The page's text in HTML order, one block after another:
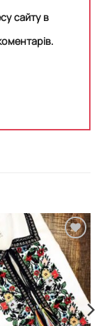
сайту в
Додати
виріб у
вибране